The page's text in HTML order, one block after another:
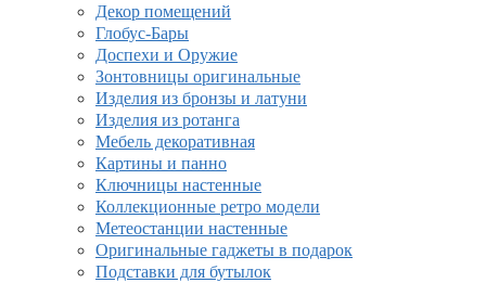
Декор помещений
Глобус-Бары
Доспехи и Оружие
Зонтовницы оригинальные
Изделия из бронзы и латуни
Изделия из ротанга
Мебель декоративная
Картины и панно
Ключницы настенные
Коллекционные ретро модели
Метеостанции настенные
Оригинальные гаджеты в подарок
Подставки для бутылок